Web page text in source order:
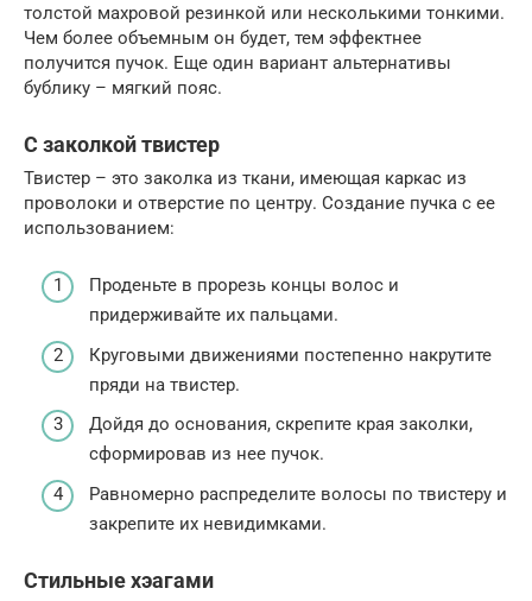
толстой махровой резинкой или несколькими тонкими.
Чем более объемным он будет, тем эффектнее
получится пучок. Еще один вариант альтернативы
бублику – мягкий пояс.
С заколкой твистер
Твистер – это заколка из ткани, имеющая каркас из
проволоки и отверстие по центру. Создание пучка с ее
использованием:
Проденьте в прорезь концы волос и
придерживайте их пальцами.
Круговыми движениями постепенно накрутите
пряди на твистер.
Дойдя до основания, скрепите края заколки,
сформировав из нее пучок.
Равномерно распределите волосы по твистеру и
закрепите их невидимками.
Стильные хэагами